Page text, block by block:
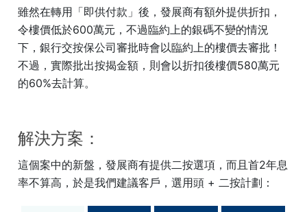
雖然在轉用「即供付款」後，發展商有額外提供折扣，
令樓價低於600萬元，不過臨約上的銀碼不變的情況
下，銀行交按保公司審批時會以臨約上的樓價去審批！
不過，實際批出按揭金額，則會以折扣後樓價580萬元
的60%去計算。
解決方案：
這個案中的新盤，發展商有提供二按選項，而且首2年息
率不算高，於是我們建議客戶，選用頭 + 二按計劃：